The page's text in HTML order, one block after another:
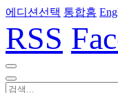
에디션선택 통합홈
RSS